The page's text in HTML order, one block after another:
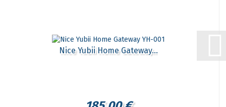
Nice Yubii Home Gateway...